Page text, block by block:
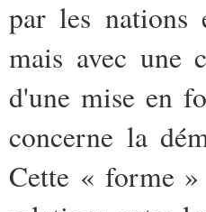
par les nations
mais avec une
d'une mise en
concerne la
Cette « forme